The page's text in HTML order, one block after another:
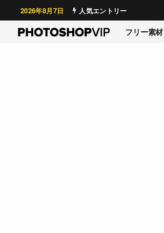
2026年8月7日 人気エントリー
フリー素材